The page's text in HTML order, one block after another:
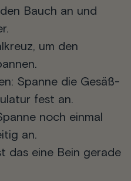
Bauch an und
um den
: Spanne die Gesäß-
fest an.
noch einmal
an.
das eine Bein gerade